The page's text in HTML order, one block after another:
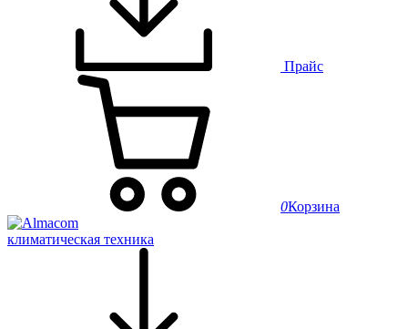
Прайс
0Корзина
климатическая техника